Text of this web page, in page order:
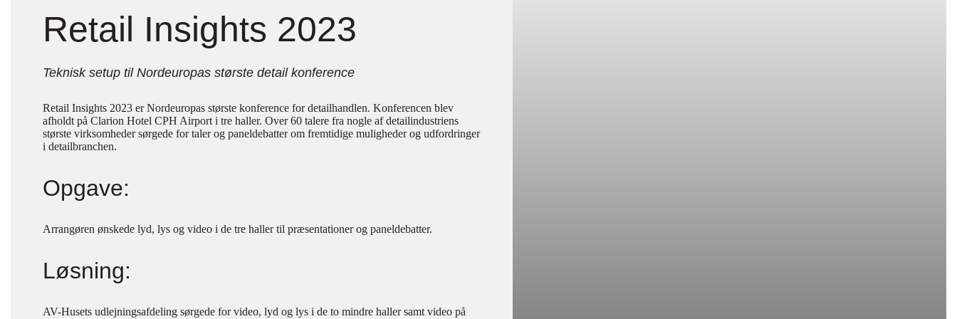
Retail Insights 2023
Teknisk setup til Nordeuropas største detail konference
Retail Insights 2023 er Nordeuropas største konference for detailhandlen. Konferencen blev
afholdt på Clarion Hotel CPH Airport i tre haller. Over 60 talere fra nogle af detailindustriens
største virksomheder sørgede for taler og paneldebatter om fremtidige muligheder og udfordringer
i detailbranchen.
Opgave:
Arrangøren ønskede lyd, lys og video i de tre haller til præsentationer og paneldebatter.
Løsning:
AV-Husets udlejningsafdeling sørgede for video, lyd og lys i de to mindre haller samt video på